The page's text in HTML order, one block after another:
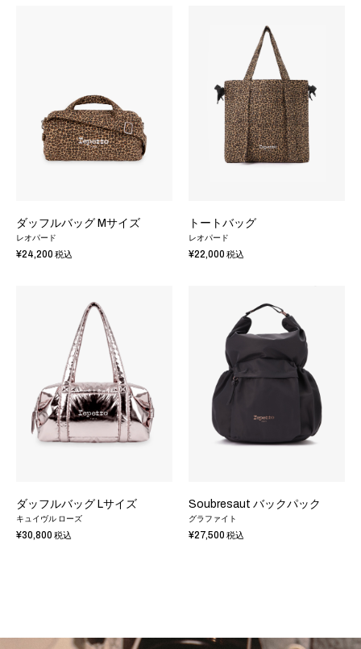
ダッフルバッグ Mサイズ
レオパード
¥24,200 税込
トートバッグ
レオパード
¥22,000 税込
ダッフルバッグ Lサイズ
キュイヴル ローズ
¥30,800 税込
Soubresaut バックパック
グラファイト
¥27,500 税込